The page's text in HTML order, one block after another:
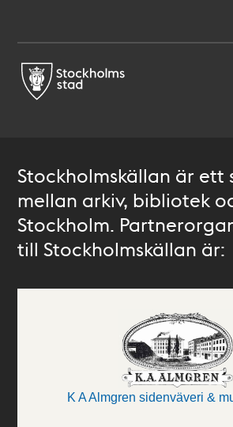
Stockholmskällan är ett
mellan arkiv, bibliotek
Stockholm.
till Stockholmskällan är:
K A Almgren sidenväveri &